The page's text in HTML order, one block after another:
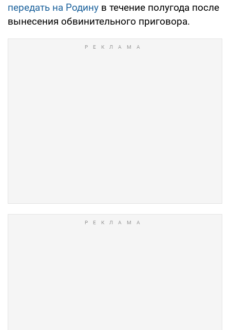
передать на Родину в течение полугода после
вынесения обвинительного приговора.